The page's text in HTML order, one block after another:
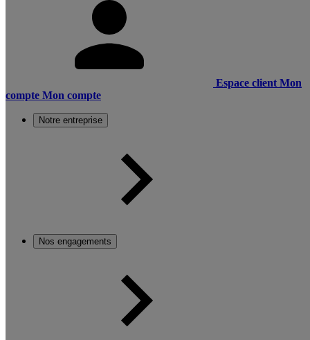
Espace client Mon
compte Mon compte
Notre entreprise
Nos engagements